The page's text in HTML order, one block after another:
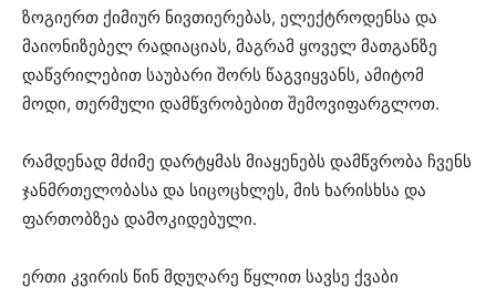
ზოგიერთ ქიმიურ ნივთიერებას, ელექტროდენსა და
მაიონიზებელ რადიაციას, მაგრამ ყოველ მათგანზე
დაწვრილებით საუბარი შორს წაგვიყვანს, ამიტომ
მოდი, თერმული დამწვრობებით შემოვიფარგლოთ.
რამდენად მძიმე დარტყმას მიაყენებს დამწვრობა ჩვენს
ჯანმრთელობასა და სიცოცხლეს, მის ხარისხსა და
ფართობზეა დამოკიდებული.
ერთი კვირის წინ მდუღარე წყლით სავსე ქვაბი